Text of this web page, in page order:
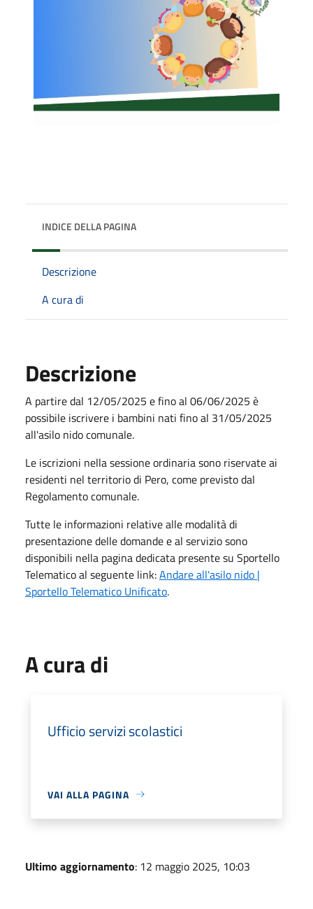
INDICE DELLA PAGINA
Descrizione
A cura di
Descrizione
A partire dal 12/05/2025 e fino al 06/06/2025 è
possibile iscrivere i bambini nati fino al 31/05/2025
all'asilo nido comunale.
Le iscrizioni nella sessione ordinaria sono riservate ai
residenti nel territorio di Pero, come previsto dal
Regolamento comunale.
Tutte le informazioni relative alle modalità di
presentazione delle domande e al servizio sono
disponibili nella pagina dedicata presente su Sportello
Telematico al seguente link:Andare all'asilo nido |
Sportello Telematico Unificato.
A cura di
Ufficio servizi scolastici
VAI ALLA PAGINA
Ultimo aggiornamento: 12 maggio 2025, 10:03